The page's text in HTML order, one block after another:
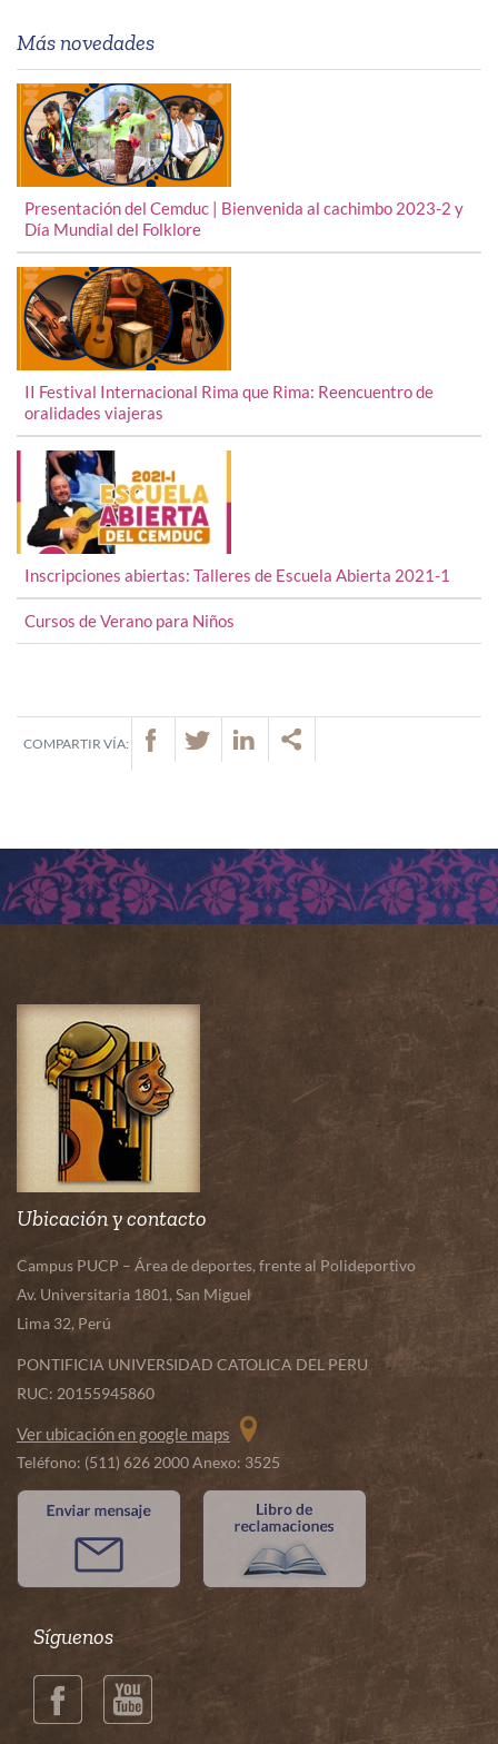
Más novedades
Presentación del Cemduc | Bienvenida al cachimbo 2023-2 y
Día Mundial del Folklore
II Festival Internacional Rima que Rima: Reencuentro de
oralidades viajeras
Inscripciones abiertas: Talleres de Escuela Abierta 2021-1
Cursos de Verano para Niños
COMPARTIR VÍA:
Ubicación y contacto
Campus PUCP – Área de deportes, frente al Polideportivo
Av. Universitaria 1801, San Miguel
Lima 32, Perú
PONTIFICIA UNIVERSIDAD CATOLICA DEL PERU
RUC: 20155945860
Ver ubicación en google maps
Teléfono: (511) 626 2000 Anexo: 3525
Síguenos